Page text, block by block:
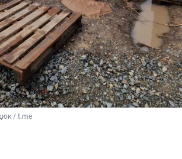
/ t.me